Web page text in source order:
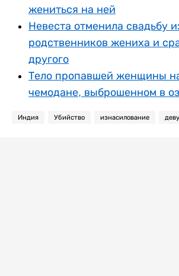
жениться на ней
Невеста отменила свадьбу
родственников жениха и
другого
Тело пропавшей женщины
чемодане, выброшенном в
Индия Убийство изнасилование